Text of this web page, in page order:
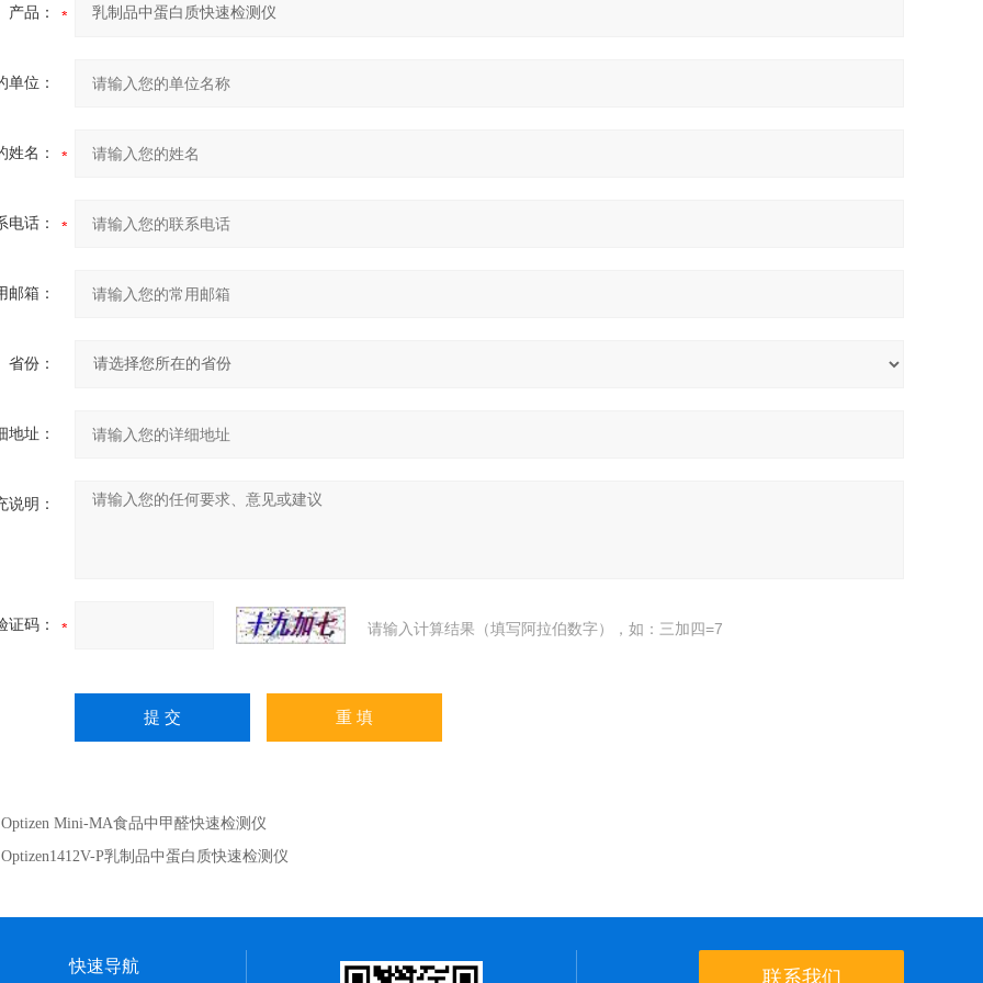
产品：
单位：
姓名：
电话：
邮箱：
省份：
地址：
说明：
证码： 请输入计算结果（填写阿拉伯数字），如：三加四=7
Optizen Mini-MA食品中甲醛快速检测仪
Optizen1412V-P乳制品中蛋白质快速检测仪
快速导航
联系我们